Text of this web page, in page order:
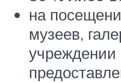
на
музеев,
учреждении